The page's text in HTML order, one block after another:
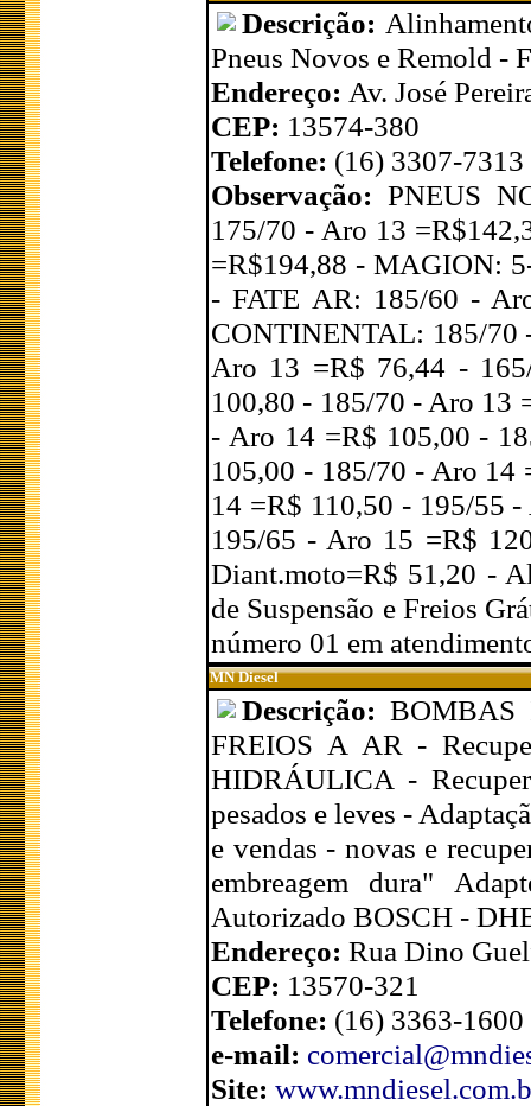
Descrição:
Pneus Novos e Remold -
Endereço: Av. José
CEP: 13574-380
Telefone: (16) 3307-7313
Observação: PNEUS
175/70 - Aro 13
=R$194,88 - MAGION:
- FATE AR: 185/60 -
CONTINENTAL: 185/70
Aro 13 =R$ 76,44 -
100,80 - 185/70 - Aro 13
- Aro 14 =R$ 105,00 -
105,00 - 185/70 - Aro
14 =R$ 110,50 - 195/55
195/65 - Aro 15 =R$
Diant.moto=R$ 51,20 -
de Suspensão e Freios
número 01 em
MN Diesel
Descrição: BOMBAS
FREIOS A AR -
HIDRÁULICA -
pesados e leves -
e vendas - novas e
embreagem dura"
Autorizado BOSCH -
Endereço: Rua Dino
CEP: 13570-321
Telefone: (16) 3363-1600
e-mail:
Site: